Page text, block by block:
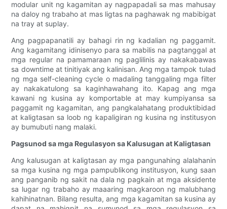
modular unit ng kagamitan ay nagpapadali sa mas mahusay
na daloy ng trabaho at mas ligtas na paghawak ng mabibigat
na tray at suplay.
Ang pagpapanatili ay bahagi rin ng kadalian ng paggamit.
Ang kagamitang idinisenyo para sa mabilis na pagtanggal at
mga regular na pamamaraan ng paglilinis ay nakakabawas
sa downtime at tinitiyak ang kalinisan. Ang mga tampok tulad
ng mga self-cleaning cycle o madaling tanggaling mga filter
ay nakakatulong sa kaginhawahang ito. Kapag ang mga
kawani ng kusina ay komportable at may kumpiyansa sa
paggamit ng kagamitan, ang pangkalahatang produktibidad
at kaligtasan sa loob ng kapaligiran ng kusina ng institusyon
ay bumubuti nang malaki.
Pagsunod sa mga Regulasyon sa Kalusugan at Kaligtasan
Ang kalusugan at kaligtasan ay mga pangunahing alalahanin
sa mga kusina ng mga pampublikong institusyon, kung saan
ang panganib ng sakit na dala ng pagkain at mga aksidente
sa lugar ng trabaho ay maaaring magkaroon ng malubhang
kahihinatnan. Bilang resulta, ang mga kagamitan sa kusina ay